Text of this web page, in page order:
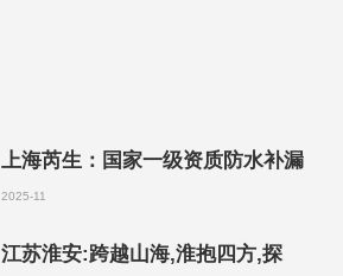
上海芮生：国家一级资质防水补漏
2025-11
江苏淮安:跨越山海,淮抱四方,探